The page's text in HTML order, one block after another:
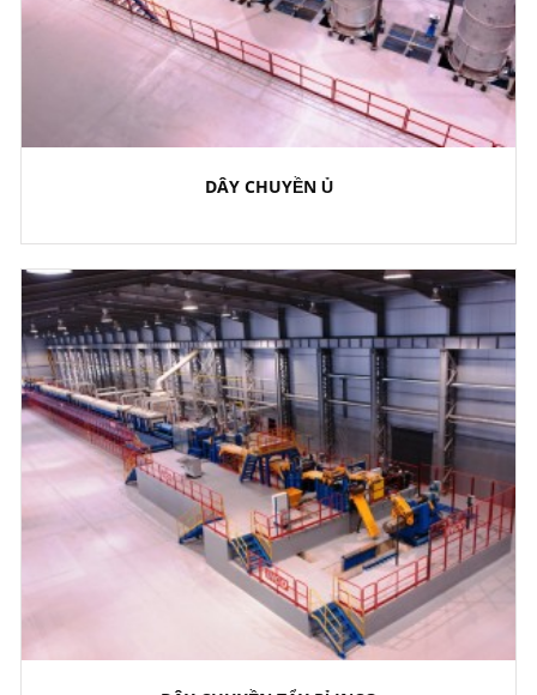
DÂY CHUYỀN Ủ